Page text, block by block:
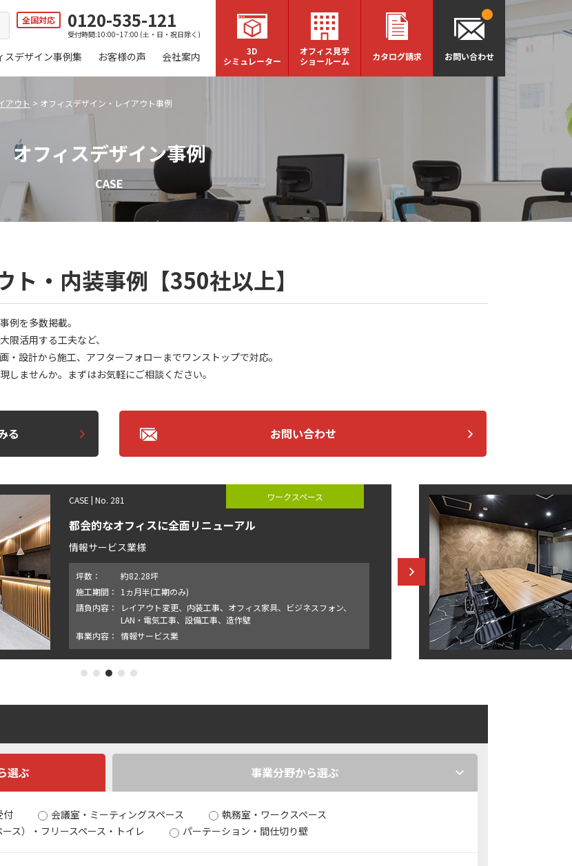
全国対応 0120-535-121
受付時間:10:00~17:00 (土・日・祝日除く)
スデザイン事例集 お客様の声 会社案内
3D
シミュレーター
オフィス見学
ショールーム
カタログ請求 お問い合わせ
アウト > オフィスデザイン・レイアウト事例
オフィスデザイン事例
CASE
・内装事例【350社以上】
例を多数掲載。
限活用する工夫など、
設計から施工、アフターフォローまでワンストップで対応。
ませんか。まずはお気軽にご相談ください。
る お問い合わせ
CASE | No. 281 ワークスペース
都会的なオフィスに全面リニューアル
情報サービス業様
坪数：
約82.28坪
施工期間：
1ヵ月半(工期のみ)
請負内容：
レイアウト変更、内装工事、オフィス家具、ビジネスフォン、
LAN・電気工事、設備工事、造作壁
事業内容： 情報サービス業
0 1 2 3
選ぶ 事業分野から選ぶ
付 会議室・ミーティングスペース
執務室・ワークスペース
ス）・フリースペース・トイレ
パーテーション・間仕切り壁